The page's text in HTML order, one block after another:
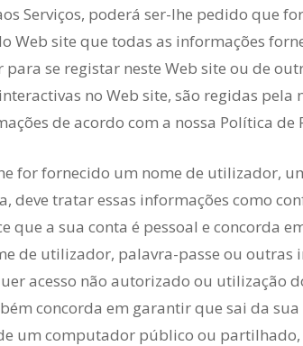
Serviços, poderá ser-lhe pedido que
Web site que todas as informações
se registar neste Web site ou de
no Web site, são regidas pela
de acordo com a nossa Política de
for fornecido um nome de utilizador,
deve tratar essas informações como
que a sua conta é pessoal e concorda
de utilizador, palavra-passe ou
acesso não autorizado ou utilização
concorda em garantir que sai da
um computador público ou